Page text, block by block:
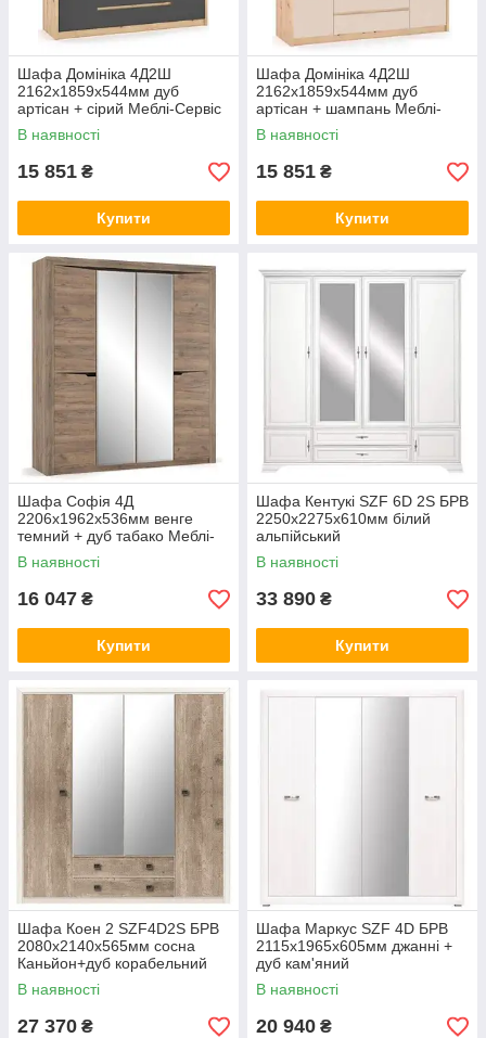
Шафа Домініка 4Д2Ш
2162х1859х544мм дуб
артісан + сірий Меблі-Сервіс
В наявності
15 851 ₴
Купити
Шафа Домініка 4Д2Ш
2162х1859х544мм дуб
артісан + шампань Меблі-
Сервіс
В наявності
15 851 ₴
Купити
Шафа Софія 4Д
2206х1962х536мм венге
темний + дуб табако Меблі-
Сервіс
В наявності
16 047 ₴
Купити
Шафа Кентукі SZF 6D 2S БРВ
2250х2275х610мм білий
альпійський
В наявності
33 890 ₴
Купити
Шафа Коен 2 SZF4D2S БРВ
2080х2140х565мм сосна
Каньйон+дуб корабельний
В наявності
27 370 ₴
Шафа Маркус SZF 4D БРВ
2115х1965х605мм джанні +
дуб кам'яний
В наявності
20 940 ₴